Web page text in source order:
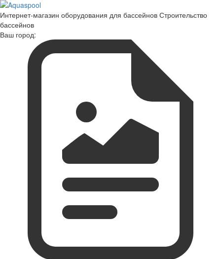
Интернет-магазин оборудования для бассейнов Строительство
бассейнов
Ваш город: